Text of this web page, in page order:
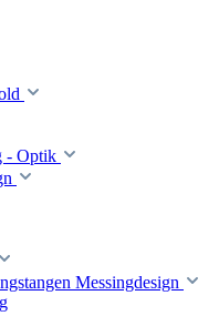
- Optik
Messingdesign